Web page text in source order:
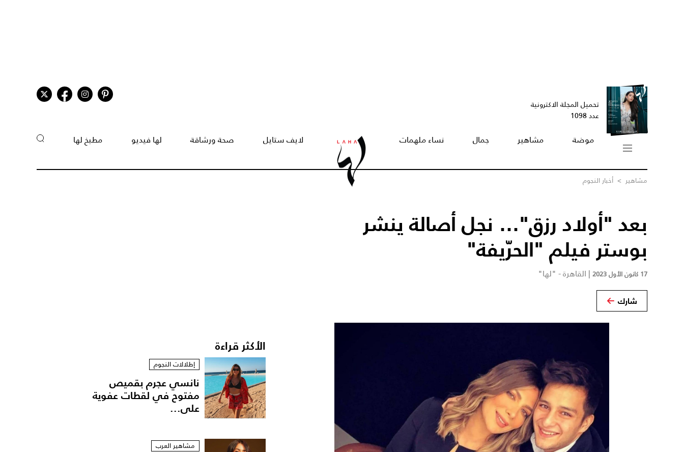
تحميل المجلة الاكترونية
عدد 1098
موضة مشاهير جمال نساء ملهمات لايف ستايل صحة ورشاقة لها فيديو مطبخ لها
مشاهير > أخبار النجوم
بعد "أولاد رزق"... نجل أصالة ينشر
بوستر فيلم "الحرّيفة"
17 كانون الأول 2023 | القاهرة - "لها"
شارك
الأكثر قراءة
إطلالات النجوم
نانسي عجرم بقميص
مفتوح في لقطات عفوية
على...
مشاهير العرب